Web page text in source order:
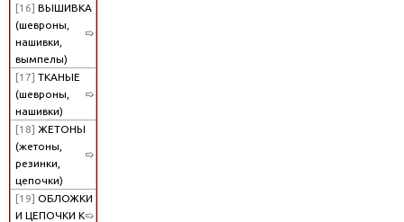
[16] ВЫШИВКА
(шевроны,
нашивки,
вымпелы)
[17] ТКАНЫЕ
(шевроны,
нашивки)
[18] ЖЕТОНЫ
(жетоны,
резинки,
цепочки)
[19] ОБЛОЖКИ
И ЦЕПОЧКИ К